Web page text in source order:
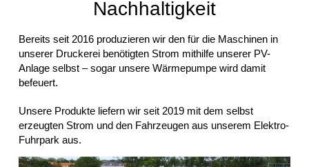
Nachhaltigkeit
Bereits seit 2016 produzieren wir den für die Maschinen in
unserer Druckerei benötigten Strom mithilfe unserer PV-
Anlage selbst – sogar unsere Wärmepumpe wird damit
befeuert.
Unsere Produkte liefern wir seit 2019 mit dem selbst
erzeugten Strom und den Fahrzeugen aus unserem Elektro-
Fuhrpark aus.